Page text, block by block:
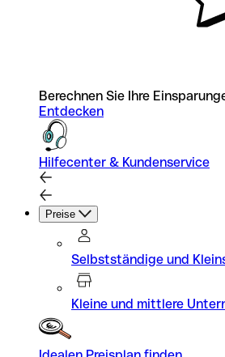
Berechnen Sie Ihre
Entdecken
Hilfecenter & Kundenservice
Preise
Selbstständige und
Kleine und mittlere